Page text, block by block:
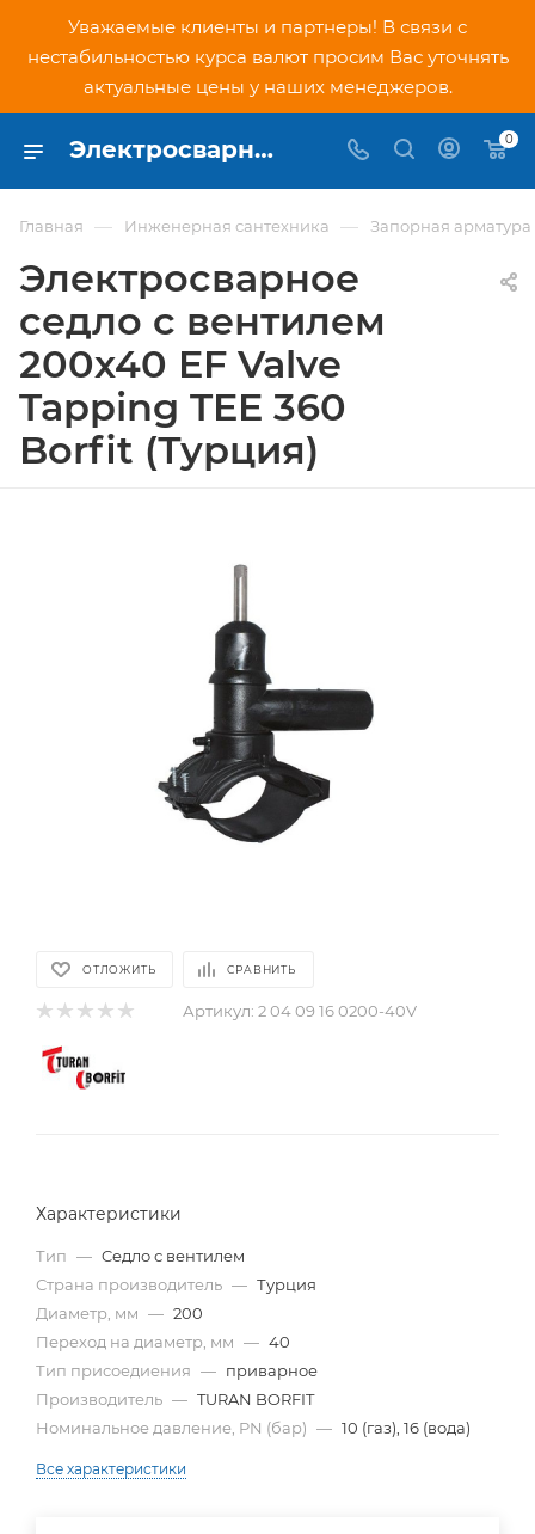
Уважаемые клиенты и партнеры! В связи с
нестабильностью курса валют просим Вас уточнять
актуальные цены у наших менеджеров.
Электросварное седло с вентилем 200х40 EF Valve Tapping TEE 360 Borfit (Турция) - купить по низкой цене в Москве, интернет-магазин PNDtech.ru 0
Главная — Инженерная сантехника — Запорная арматура
Электросварное
седло с вентилем
200х40 EF Valve
Tapping TEE 360
Borfit (Турция)
ОТЛОЖИТЬ СРАВНИТЬ
Артикул: 2 04 09 16 0200-40V
Характеристики
Тип — Cедло с вентилем
Страна производитель — Турция
Диаметр, мм — 200
Переход на диаметр, мм — 40
Тип присоедиения — приварное
Производитель — TURAN BORFIT
Номинальное давление, PN (бар) — 10 (газ), 16 (вода)
Все характеристики